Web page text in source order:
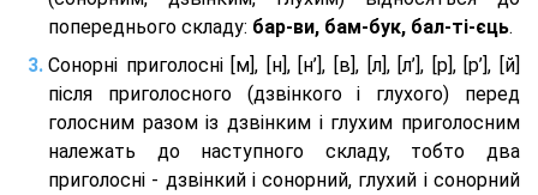
попереднього складу: бар-ви, бам-бук, бал-ті-єць.
Сонорні приголосні [м], [н], [н’], [в], [л], [л’], [р], [р’], [й]
після приголосного (дзвінкого і глухого) перед
голосним разом із дзвінким і глухим приголосним
належать до наступного складу, тобто два
приголосні - дзвінкий і сонорний, глухий і сонорний